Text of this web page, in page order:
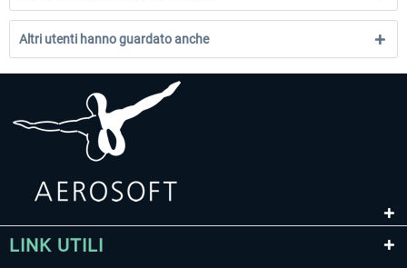
Altri utenti hanno guardato anche
LINK UTILI